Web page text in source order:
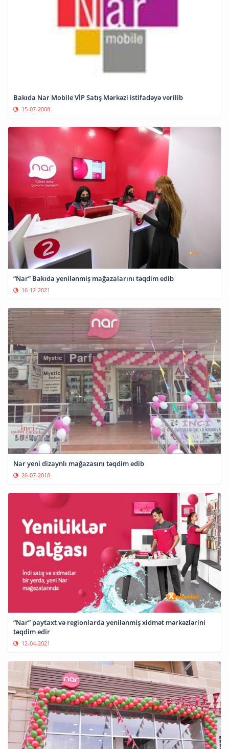
Bakıda Nar Mobile VİP Satış Mərkəzi istifadəyə verilib
15-07-2008
“Nar” Bakıda yenilənmiş mağazalarını təqdim edib
16-12-2021
Nar yeni dizaynlı mağazasını təqdim edib
26-07-2018
“Nar” paytaxt və regionlarda yenilənmiş xidmət mərkəzlərini
təqdim edir
12-04-2021